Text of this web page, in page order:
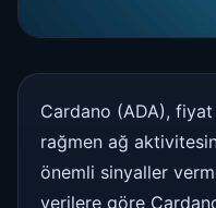
Cardano (ADA), fiyat
rağmen ağ
önemli sinyaller
verilere göre